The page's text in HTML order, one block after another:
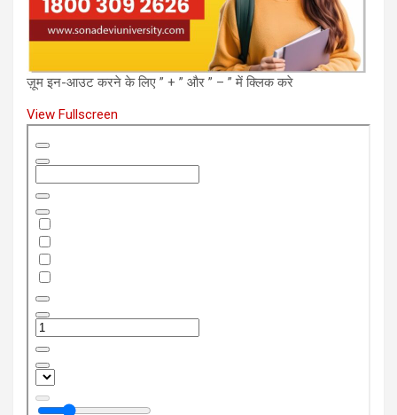
ज़ूम इन-आउट करने के लिए ” + ” और ” – ” में क्लिक करे
View Fullscreen
to
PDF
content